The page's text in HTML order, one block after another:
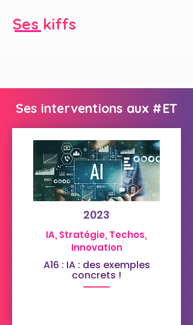
Ses kiffs
Ses interventions aux #ET
2023
IA, Stratégie, Techos,
Innovation
A16 : IA : des exemples
concrets !